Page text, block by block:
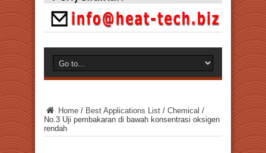
Home / Best Applications List / Chemical /
No.3 Uji pembakaran di bawah konsentrasi oksigen
rendah